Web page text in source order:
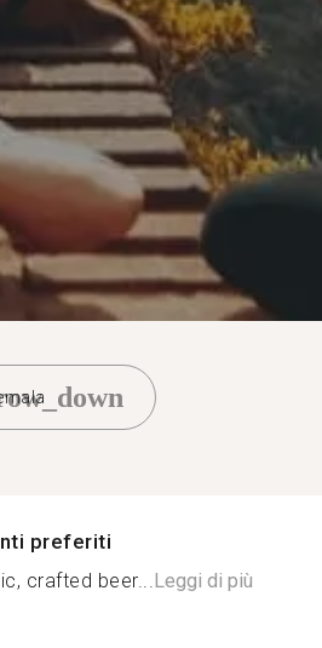
preferiti
crafted beer...Leggi di più